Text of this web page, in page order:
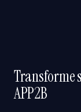
Transforme
APP2B